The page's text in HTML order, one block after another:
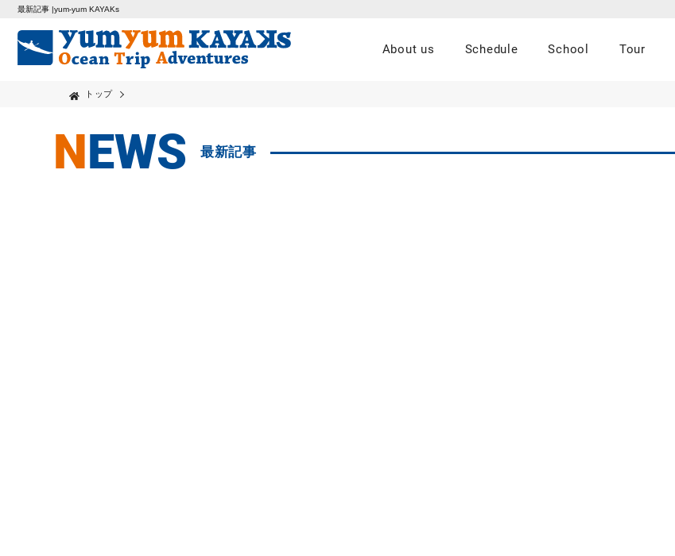
最新記事 |yum-yum KAYAKs
About us Schedule School Tour
トップ
NEWS 最新記事